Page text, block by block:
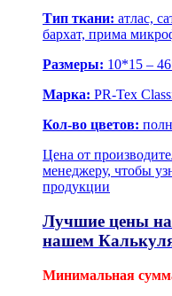
Тип ткани: атлас,
бархат, прима
Размеры: 10*15 –
Марка: PR-Tex
Кол-во цветов:
Цена от
менеджеру, чтобы
продукции
Лучшие цены на
нашем
Минимальная